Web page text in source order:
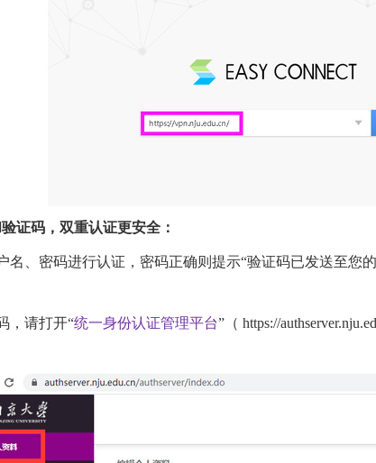
证码，双重认证更安全：
名、密码进行认证，密码正确则提示“验证码已发送至您
，请打开“统一身份认证管理平台”（ https://